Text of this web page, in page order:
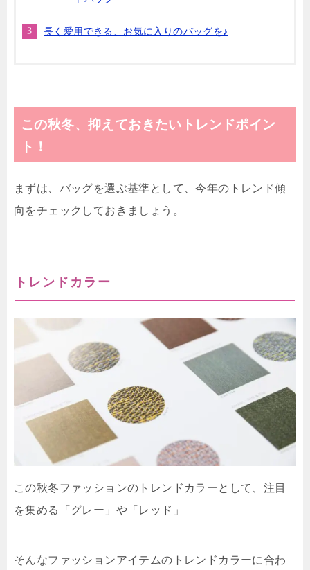
長く愛用できる、お気に入りのバッグを♪
この秋冬、抑えておきたいトレンドポイン
ト！
まずは、バッグを選ぶ基準として、今年のトレンド傾
向をチェックしておきましょう。
トレンドカラー
この秋冬ファッションのトレンドカラーとして、注目
を集める「グレー」や「レッド」
そんなファッションアイテムのトレンドカラーに合わ